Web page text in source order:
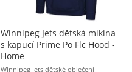
Winnipeg Jets dětská mikina
s kapucí Prime Po Flc Hood -
Home
Winnipeg Jets dětské oblečení